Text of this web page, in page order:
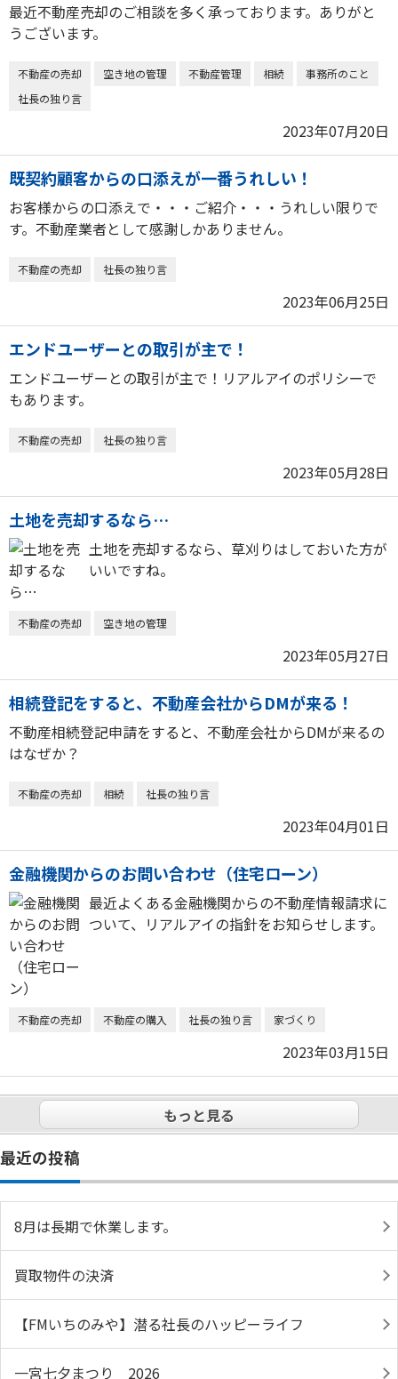
最近不動産売却のご相談を多く承っております。ありがと
うございます。
不動産の売却 空き地の管理 不動産管理 相続
事務所のこと
社長の独り言
2023年07月20日
既契約顧客からの口添えが一番うれしい！
お客様からの口添えで・・・ご紹介・・・うれしい限りで
す。不動産業者として感謝しかありません。
不動産の売却 社長の独り言
2023年06月25日
エンドユーザーとの取引が主で！
エンドユーザーとの取引が主で！リアルアイのポリシーで
もあります。
不動産の売却 社長の独り言
2023年05月28日
土地を売却するなら…
土地を売却するなら、草刈りはしておいた方が
いいですね。
不動産の売却 空き地の管理
2023年05月27日
相続登記をすると、不動産会社からDMが来る！
不動産相続登記申請をすると、不動産会社からDMが来るの
はなぜか？
不動産の売却 相続 社長の独り言
2023年04月01日
金融機関からのお問い合わせ（住宅ローン）
最近よくある金融機関からの不動産情報請求に
ついて、リアルアイの指針をお知らせします。
不動産の売却 不動産の購入 社長の独り言 家づくり
2023年03月15日
もっと見る
最近の投稿
8月は長期で休業します。
買取物件の決済
【FMいちのみや】潜る社長のハッピーライフ
一宮七夕まつり 2026